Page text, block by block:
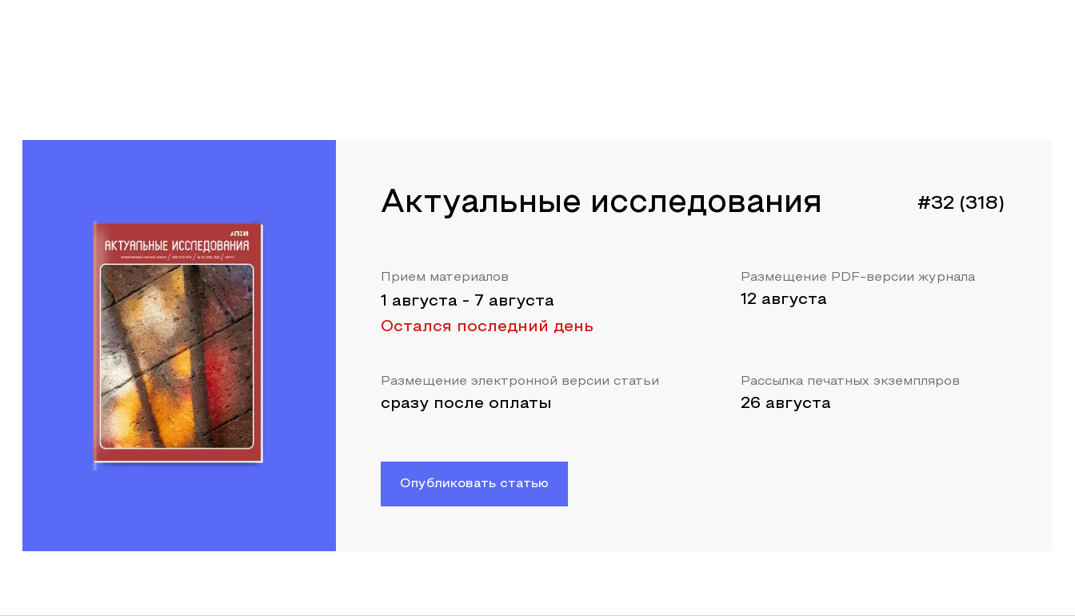
Актуальные исследования #32 (318)
Прием материалов
1 августа - 7 августа
Остался последний день
Размещение PDF-версии журнала
12 августа
Размещение электронной версии статьи
сразу после оплаты
Рассылка печатных экземпляров
26 августа
Опубликовать статью